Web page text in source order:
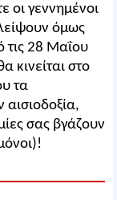
οι γεννημένοι
όμως
τις 28 Μαΐου
κινείται στο
τα
σας βγάζουν